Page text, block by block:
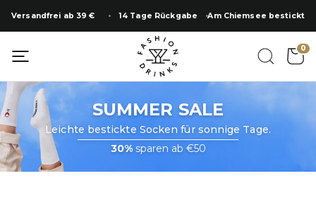
Inhalt
springen
Versandfrei ab 39 € 14 Tage Rückgabe Am Chiemsee bestickt
0
SUMMER SALE
Leichte bestickte Socken für sonnige Tage.
30%sparen ab €50